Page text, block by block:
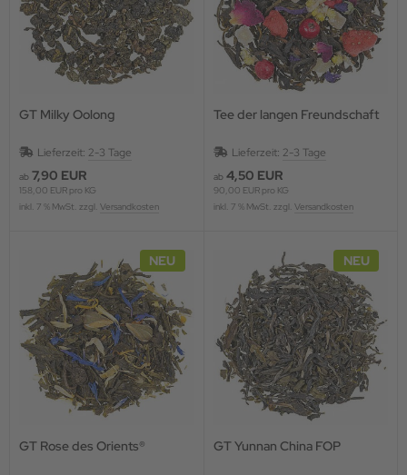
GT Milky Oolong
Lieferzeit: 2-3 Tage
ab 7,90 EUR
158,00 EUR pro KG
inkl. 7 % MwSt. zzgl. Versandkosten
Tee der langen Freundschaft
Lieferzeit: 2-3 Tage
ab 4,50 EUR
90,00 EUR pro KG
inkl. 7 % MwSt. zzgl. Versandkosten
NEU
GT Rose des Orients®
NEU
GT Yunnan China FOP